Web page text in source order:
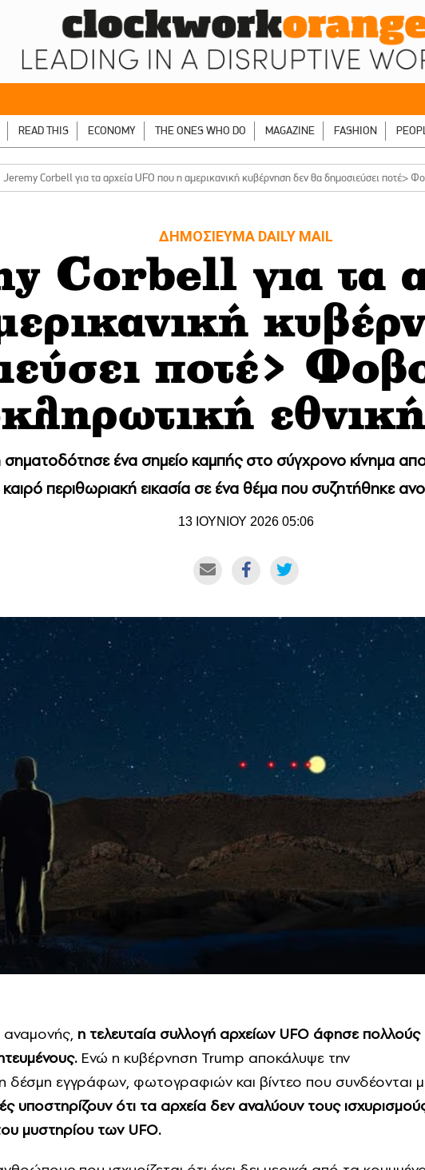
READ THIS ECONOMY THE ONES WHO DO MAGAZINE FASHION
Corbell για τα αρχεία UFO που η αμερικανική κυβέρνηση δεν θα δημοσιεύσει ποτέ>
ΔΗΜΟΣΙΕΥΜΑ DAILY MAIL
Corbell για τα
ποτέ>
ένα σημείο καμπής στο σύγχρονο κίνημα
περιθωριακή εικασία σε ένα θέμα που συζητήθηκε
13 ΙΟΥΝΙΟΥ 2026 05:06
η τελευταία συλλογή αρχείων UFO άφησε πολλούς
Ενώ η κυβέρνηση Trump αποκάλυψε την
δέσμη εγγράφων, φωτογραφιών και βίντεο που συνδέονται
υποστηρίζουν ότι τα αρχεία δεν αναλύουν τους
μυστηρίου των UFO.